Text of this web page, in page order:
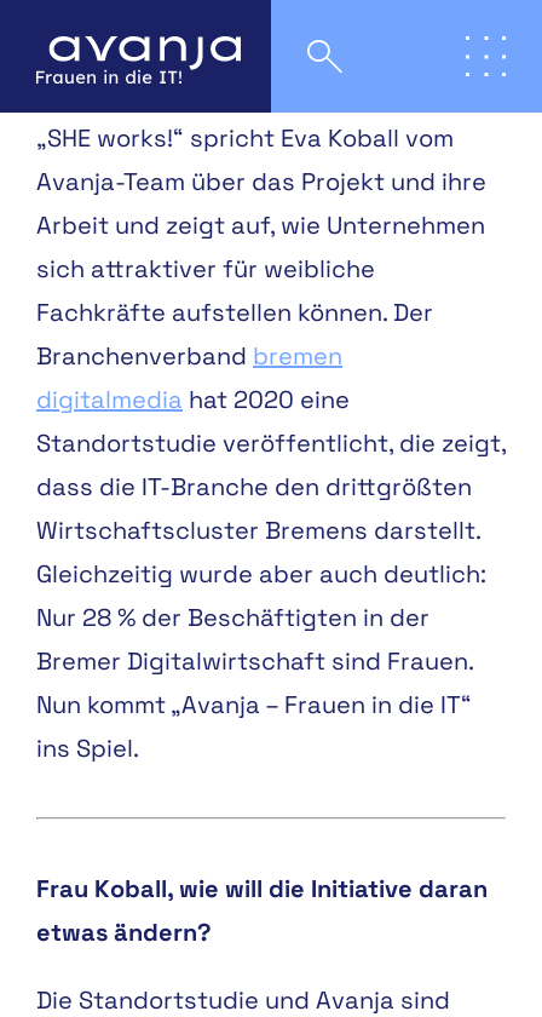
In der aktuellen Ausgabe des Magazins
„SHE works!“ spricht Eva Koball vom
Avanja-Team über das Projekt und ihre
Arbeit und zeigt auf, wie Unternehmen
sich attraktiver für weibliche
Fachkräfte aufstellen können. Der
Branchenverband bremen
digitalmedia hat 2020 eine
Standortstudie veröffentlicht, die zeigt,
dass die IT-Branche den drittgrößten
Wirtschaftscluster Bremens darstellt.
Gleichzeitig wurde aber auch deutlich:
Nur 28 % der Beschäftigten in der
Bremer Digitalwirtschaft sind Frauen.
Nun kommt „Avanja – Frauen in die IT“
ins Spiel.
Frau Koball, wie will die Initiative daran
etwas ändern?
Die Standortstudie und Avanja sind